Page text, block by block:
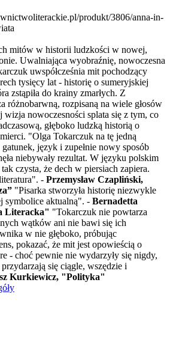
produkt/3806/anna-in-
mitów w historii ludzkości w nowej,
Uwalniająca wyobraźnię, nowoczesna
uwspółcześnia mit pochodzący
tysięcy lat - historię o sumeryjskiej
zstąpiła do krainy zmarłych. Z
różnobarwną, rozpisaną na wiele głosów
nowoczesności splata się z tym, co
głęboko ludzką historią o
"Olga Tokarczuk na tę jedną
język i zupełnie nowy sposób
niebywały rezultat. W języku polskim
czysta, że dech w piersiach zapiera.
- Przemysław Czapliński,
"Pisarka stworzyła historię niezwykle
symbolice aktualną". - Bernadetta
Literacka" "Tokarczuk nie powtarza
wątków ani nie bawi się ich
w nie głęboko, próbując
pokazać, że mit jest opowieścią o
- choć pewnie nie wydarzyły się nigdy,
się ciągle, wszędzie i
Kurkiewicz, "Polityka"